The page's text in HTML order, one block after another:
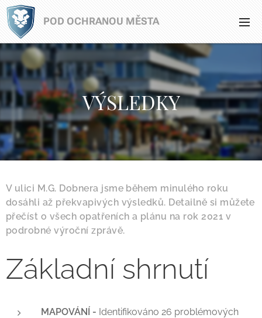
POD OCHRANOU MĚSTA
VÝSLEDKY
V ulici M.G. Dobnera jsme během minulého roku
dosáhli až překvapivých výsledků. Detailně si můžete
přečíst o všech opatřeních a plánu na rok 2021 v
podrobné výroční zprávě.
Základní shrnutí
MAPOVÁNÍ - Identifikováno 26 problémových